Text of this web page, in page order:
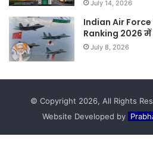
July 14, 2026
Indian Air
Ranking 2026 में
July 8, 2026
© Copyright 2026, All Rights
Website Developed by